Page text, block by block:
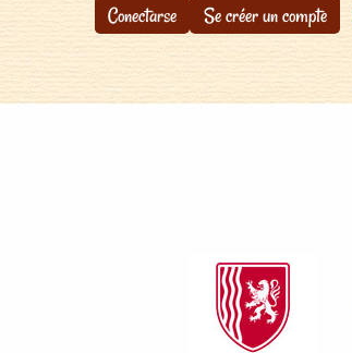
Conectarse Se créer un compte